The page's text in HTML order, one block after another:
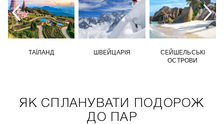
ТАЇЛАНД ШВЕЙЦАРІЯ
СЕЙШЕЛЬСЬКІ
ОСТРОВИ
ЯК СПЛАНУВАТИ ПОДОРОЖ
ДО ПАР